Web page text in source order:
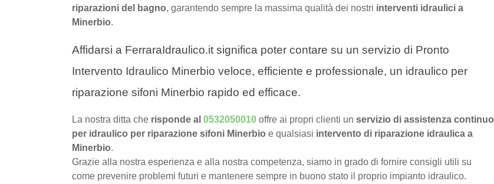
riparazioni del bagno, garantendo sempre la massima qualità dei nostri interventi idraulici a
Minerbio.
Affidarsi a FerraraIdraulico.it significa poter contare su un servizio di Pronto
Intervento Idraulico Minerbio veloce, efficiente e professionale, un idraulico per
riparazione sifoni Minerbio rapido ed efficace.
La nostra ditta che risponde al 0532050010 offre ai propri clienti un servizio di assistenza continuo
per idraulico per riparazione sifoni Minerbio e qualsiasi intervento di riparazione idraulica a
Minerbio.
Grazie alla nostra esperienza e alla nostra competenza, siamo in grado di fornire consigli utili su
come prevenire problemi futuri e mantenere sempre in buono stato il proprio impianto idraulico.